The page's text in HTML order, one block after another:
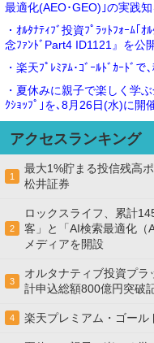
最適化(AEO･GEO)｣の実践
・ｵﾙﾀﾅﾃｨﾌﾞ投資ﾌﾟﾗｯﾄﾌｫｰﾑ｢
念ﾌｧﾝﾄﾞPart4 ID1121』を公
・楽天ﾌﾟﾚﾐｱﾑ･ｺﾞｰﾙﾄﾞｶｰﾄﾞ
・夏休みに親子で楽しく学
ｸｼｮｯﾌﾟ｣を､8月26日(水)に開
アクセスランキング
1
最大1%貯まる投信残高
松井証券
2
ロックスライフ、累計
客」と「AI検索最適化（
メディアを開設
3
オルタナティブ投資プ
計申込総額800億円突破
4 楽天プレミアム・ゴー